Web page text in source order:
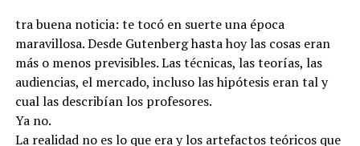
tra buena noticia: te tocó en suerte una época
maravillosa. Desde Gutenberg hasta hoy las cosas eran
más o menos previsibles. Las técnicas, las teorías, las
audiencias, el mercado, incluso las hipótesis eran tal y
cual las describían los profesores.
Ya no.
La realidad no es lo que era y los artefactos teóricos que